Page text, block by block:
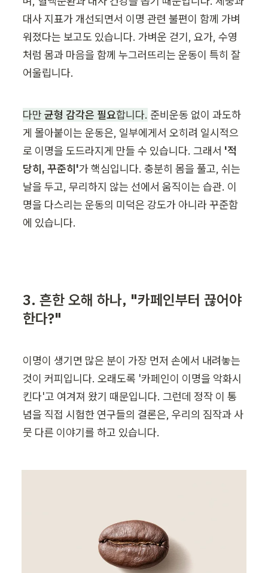
대사 지표가 개선되면서 이명 관련 불편이 함께 가벼
워졌다는 보고도 있습니다. 가벼운 걷기, 요가, 수영
처럼 몸과 마음을 함께 누그러뜨리는 운동이 특히 잘
어울립니다.
다만 균형 감각은 필요합니다. 준비운동 없이 과도하
게 몰아붙이는 운동은, 일부에게서 오히려 일시적으
로 이명을 도드라지게 만들 수 있습니다. 그래서 '적
당히, 꾸준히'가 핵심입니다. 충분히 몸을 풀고, 쉬는
날을 두고, 무리하지 않는 선에서 움직이는 습관. 이
명을 다스리는 운동의 미덕은 강도가 아니라 꾸준함
에 있습니다.
3. 흔한 오해 하나, "카페인부터 끊어야
한다?"
이명이 생기면 많은 분이 가장 먼저 손에서 내려놓는
것이 커피입니다. 오래도록 '카페인이 이명을 악화시
킨다'고 여겨져 왔기 때문입니다. 그런데 정작 이 통
념을 직접 시험한 연구들의 결론은, 우리의 짐작과 사
뭇 다른 이야기를 하고 있습니다.